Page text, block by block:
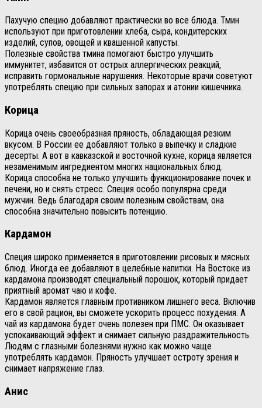
Пахучую специю добавляют практически во все блюда. Тмин
используют при приготовлении хлеба, сыра, кондитерских
изделий, супов, овощей и квашенной капусты.
Полезные свойства тмина помогают быстро улучшить
иммунитет, избавится от острых аллергических реакций,
исправить гормональные нарушения. Некоторые врачи советуют
употреблять специю при сильных запорах и атонии кишечника.
Корица
Корица очень своеобразная пряность, обладающая резким
вкусом. В России ее добавляют только в выпечку и сладкие
десерты. А вот в кавказской и восточной кухне, корица является
незаменимым ингредиентом многих национальных блюд.
Корица способна не только улучшить функционирование почек и
печени, но и снять стресс. Специя особо популярна среди
мужчин. Ведь благодаря своим полезным свойствам, она
способна значительно повысить потенцию.
Кардамон
Специя широко применяется в приготовлении рисовых и мясных
блюд. Иногда ее добавляют в целебные напитки. На Востоке из
кардамона производят специальный порошок, который придает
приятный аромат чаю и кофе.
Кардамон является главным противником лишнего веса. Включив
его в свой рацион, вы сможете ускорить процесс похудения. А
чай из кардамона будет очень полезен при ПМС. Он оказывает
успокаивающий эффект и снимает сильную раздражительность.
Людям с глазными болезнями нужно как можно чаще
употреблять кардамон. Пряность улучшает остроту зрения и
снимает напряжение глаз.
Анис